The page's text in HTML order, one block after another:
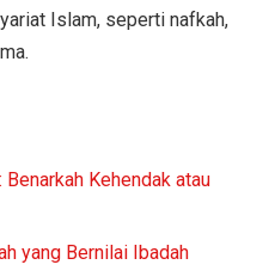
Islam, seperti nafkah,
Kehendak atau
yang Bernilai Ibadah